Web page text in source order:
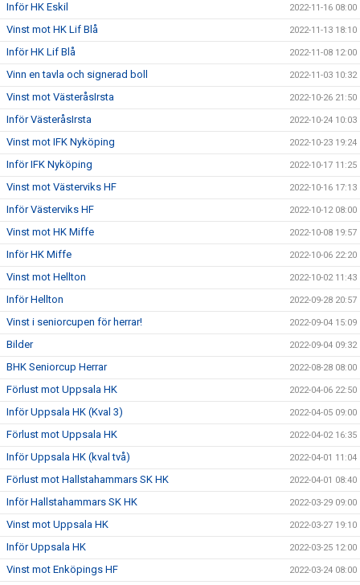
Inför HK Eskil 2022-11-16 08:00
Vinst mot HK Lif Blå 2022-11-13 18:10
Inför HK Lif Blå 2022-11-08 12:00
Vinn en tavla och signerad boll 2022-11-03 10:32
Vinst mot VästeråsIrsta 2022-10-26 21:50
Inför VästeråsIrsta 2022-10-24 10:03
Vinst mot IFK Nyköping 2022-10-23 19:24
Inför IFK Nyköping 2022-10-17 11:25
Vinst mot Västerviks HF 2022-10-16 17:13
Inför Västerviks HF 2022-10-12 08:00
Vinst mot HK Miffe 2022-10-08 19:57
Inför HK Miffe 2022-10-06 22:20
Vinst mot Hellton 2022-10-02 11:43
Inför Hellton 2022-09-28 20:57
Vinst i seniorcupen för herrar! 2022-09-04 15:09
Bilder 2022-09-04 09:32
BHK Seniorcup Herrar 2022-08-28 08:00
Förlust mot Uppsala HK 2022-04-06 22:50
Inför Uppsala HK (Kval 3) 2022-04-05 09:00
Förlust mot Uppsala HK 2022-04-02 16:35
Inför Uppsala HK (kval två) 2022-04-01 11:04
Förlust mot Hallstahammars SK HK 2022-04-01 08:40
Inför Hallstahammars SK HK 2022-03-29 09:00
Vinst mot Uppsala HK 2022-03-27 19:10
Inför Uppsala HK 2022-03-25 12:00
Vinst mot Enköpings HF 2022-03-24 08:00